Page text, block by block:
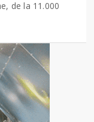
de la 11.000